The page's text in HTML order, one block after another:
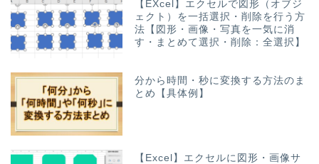
【EXcel】エクセルで図形（オブジ
ェクト）を一括選択・削除を行う方
法【図形・画像・写真を一気に消
す・まとめて選択・削除：全選択】
分から時間・秒に変換する方法のま
とめ【具体例】
【Excel】エクセルに図形・画像サ